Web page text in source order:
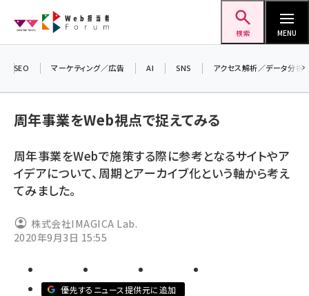
ン
検索 MENU
seo (3526)
ai (2807)
note (2312)
z世代 (1622)
SEO マーケティング／広告 AI SNS アクセス解析／データ分析
周年事業をWeb視点で捉えてみる
周年事業をWebで施策する際に参考となるサイトやア
イデアについて、周期とアーカイブ化という軸から考え
てみました。
株式会社IMAGICA Lab.
2020年9月3日 15:55
優先するニュース提供元に追加